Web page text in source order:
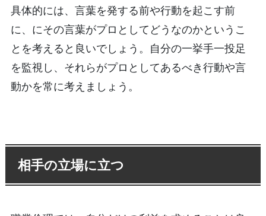
具体的には、言葉を発する前や行動を起こす前
に、にその言葉がプロとしてどうなのかというこ
とを考えると良いでしょう。自分の一挙手一投足
を監視し、それらがプロとしてあるべき行動や言
動かを常に考えましょう。
相手の立場に立つ